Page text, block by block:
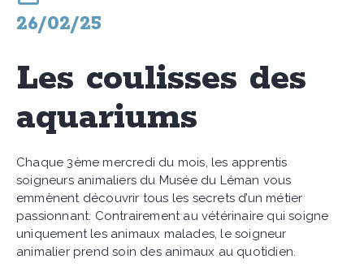
26/02/25
Les coulisses des
aquariums
Chaque 3ème mercredi du mois, les apprentis
soigneurs animaliers du Musée du Léman vous
emmènent découvrir tous les secrets d’un métier
passionnant. Contrairement au vétérinaire qui soigne
uniquement les animaux malades, le soigneur
animalier prend soin des animaux au quotidien.